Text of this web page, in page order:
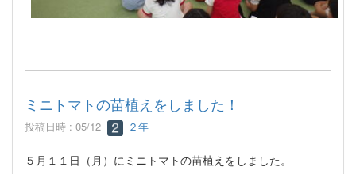
ミニトマトの苗植えをしました！
投稿日時 : 05/12 ２年
５月１１日（月）にミニトマトの苗植えをしました。